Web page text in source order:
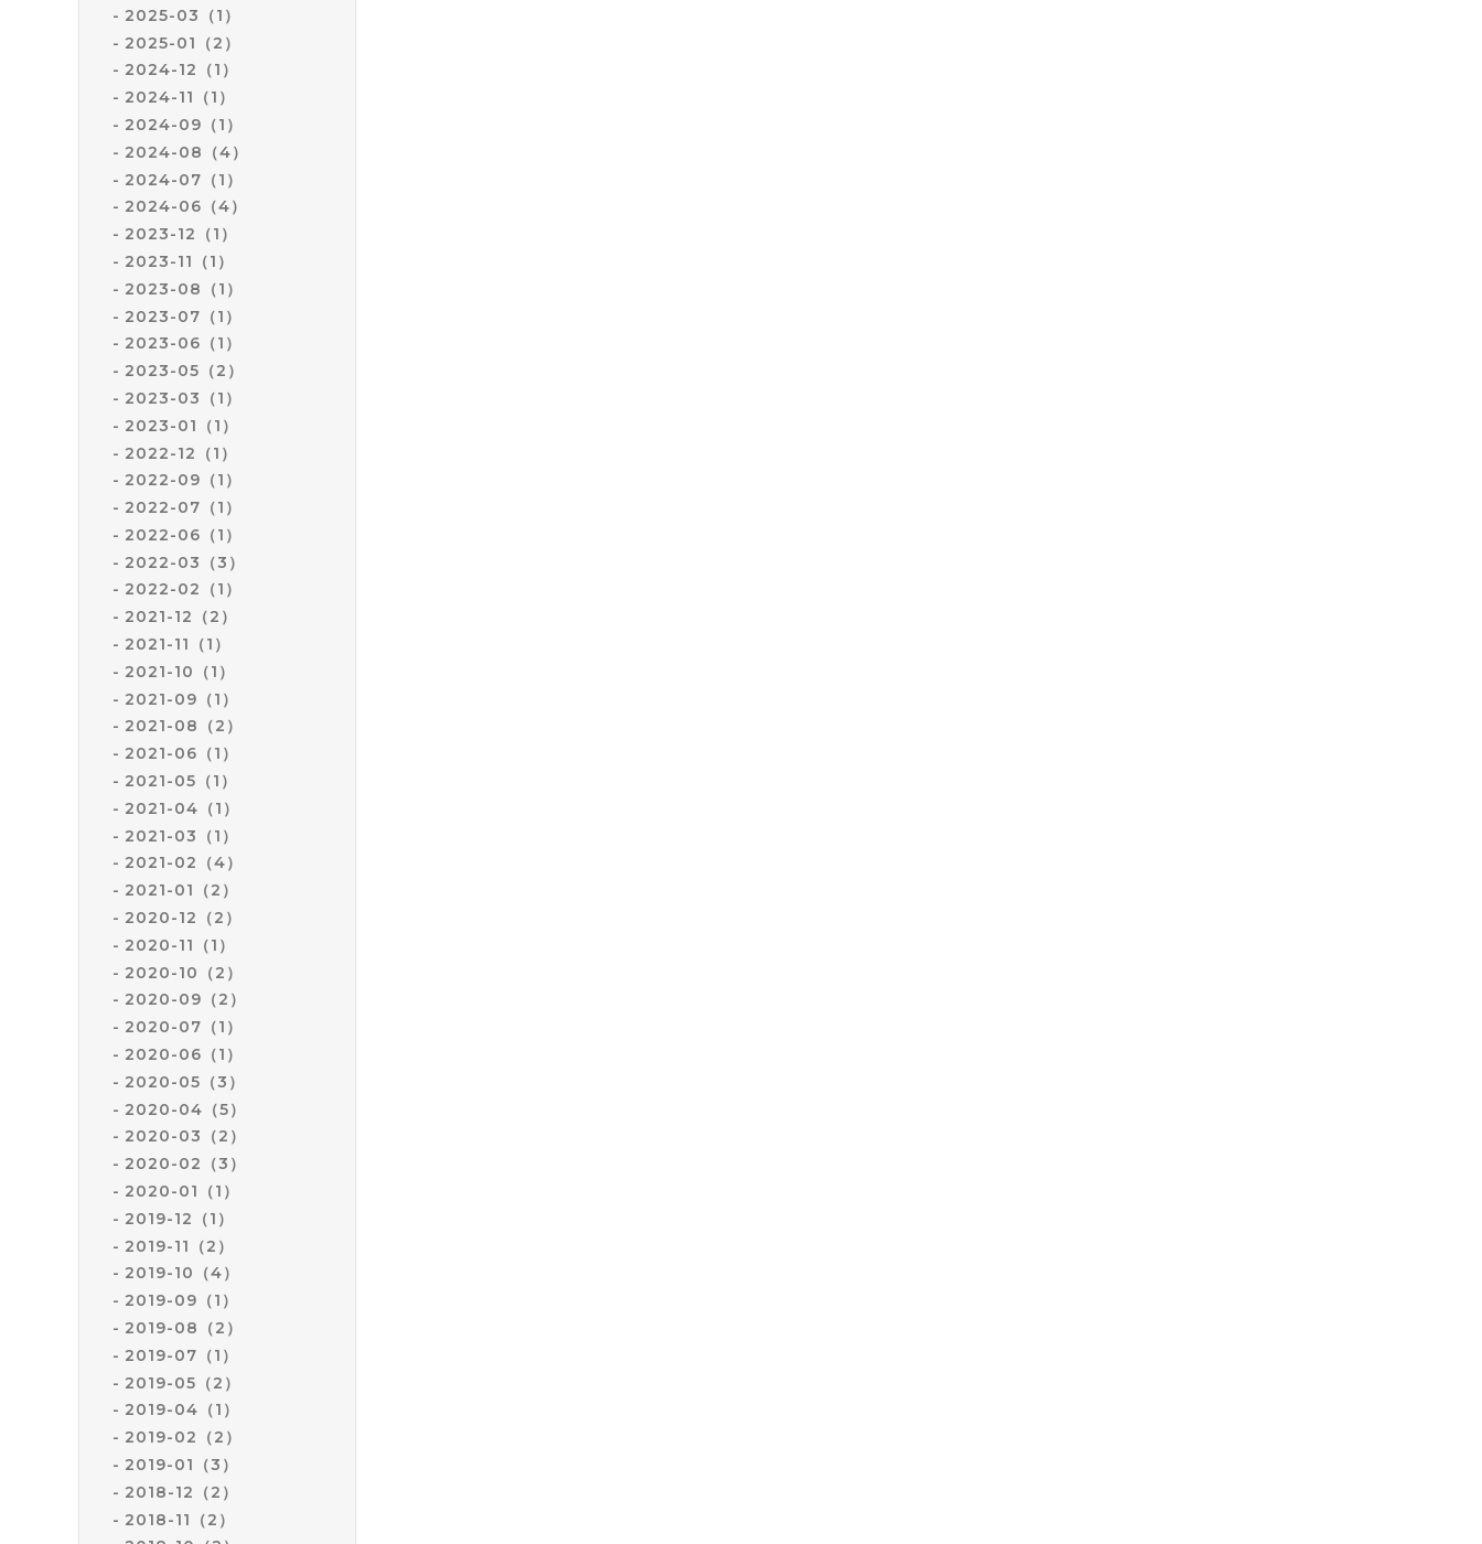
2025-03（1）
2025-01（2）
2024-12（1）
2024-11（1）
2024-09（1）
2024-08（4）
2024-07（1）
2024-06（4）
2023-12（1）
2023-11（1）
2023-08（1）
2023-07（1）
2023-06（1）
2023-05（2）
2023-03（1）
2023-01（1）
2022-12（1）
2022-09（1）
2022-07（1）
2022-06（1）
2022-03（3）
2022-02（1）
2021-12（2）
2021-11（1）
2021-10（1）
2021-09（1）
2021-08（2）
2021-06（1）
2021-05（1）
2021-04（1）
2021-03（1）
2021-02（4）
2021-01（2）
2020-12（2）
2020-11（1）
2020-10（2）
2020-09（2）
2020-07（1）
2020-06（1）
2020-05（3）
2020-04（5）
2020-03（2）
2020-02（3）
2020-01（1）
2019-12（1）
2019-11（2）
2019-10（4）
2019-09（1）
2019-08（2）
2019-07（1）
2019-05（2）
2019-04（1）
2019-02（2）
2019-01（3）
2018-12（2）
2018-11（2）